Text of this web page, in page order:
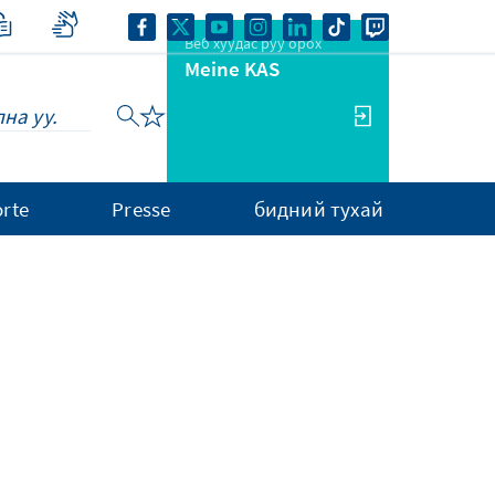
Веб хуудас руу орох
Meine KAS
Presse бидний тухай